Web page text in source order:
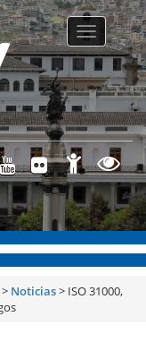
Toggle
> Noticias> ISO 31000,